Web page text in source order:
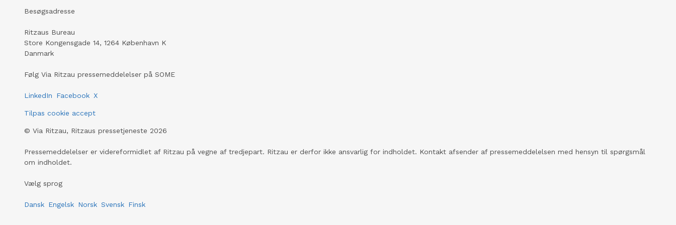
Besøgsadresse
Ritzaus Bureau
Store Kongensgade 14, 1264 København K
Danmark
Følg Via Ritzau pressemeddelelser på SOME
LinkedIn Facebook X
Tilpas cookie accept
© Via Ritzau, Ritzaus pressetjeneste 2026
Pressemeddelelser er videreformidlet af Ritzau på vegne af tredjepart. Ritzau er derfor ikke ansvarlig for indholdet. Kontakt afsender af pressemeddelelsen med hensyn til spørgsmål
om indholdet.
Vælg sprog
Dansk Engelsk Norsk Svensk Finsk